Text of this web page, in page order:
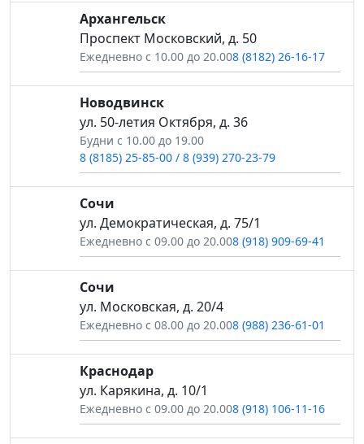
Архангельск
Проспект Московский, д. 50
Ежедневно с 10.00 до 20.008 (8182) 26-16-17
Новодвинск
ул. 50-летия Октября, д. 36
Будни с 10.00 до 19.00
8 (8185) 25-85-00 / 8 (939) 270-23-79
Сочи
ул. Демократическая, д. 75/1
Ежедневно с 09.00 до 20.008 (918) 909-69-41
Сочи
ул. Московская, д. 20/4
Ежедневно с 08.00 до 20.008 (988) 236-61-01
Краснодар
ул. Карякина, д. 10/1
Ежедневно с 09.00 до 20.008 (918) 106-11-16